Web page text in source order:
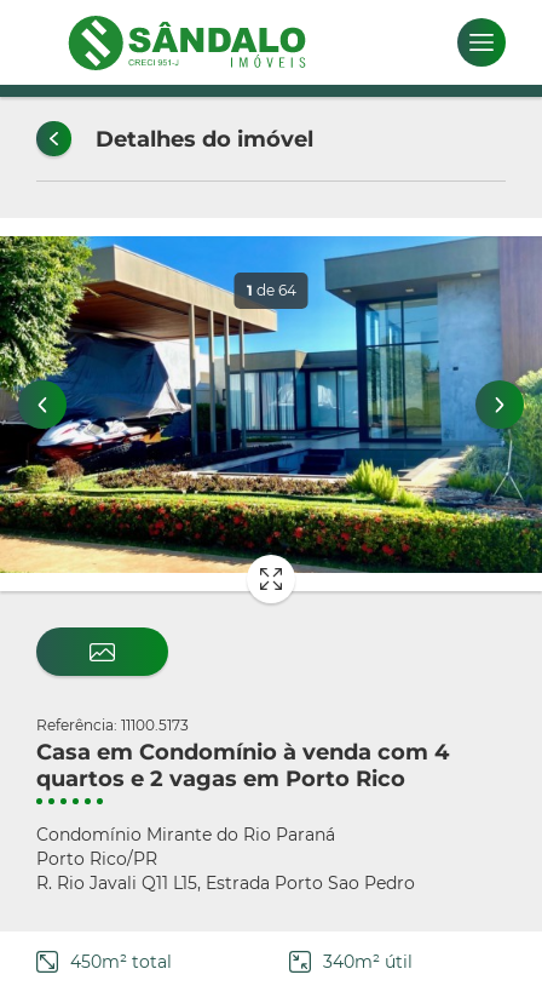
Detalhes do imóvel
1 de 64
Referência: 11100.5173
Casa em Condomínio à venda com 4
quartos e 2 vagas em Porto Rico
Condomínio Mirante do Rio Paraná
Porto Rico/PR
R. Rio Javali Q11 L15, Estrada Porto Sao Pedro
450m² total
340m² útil